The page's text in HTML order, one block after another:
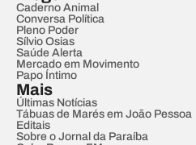
Caderno Animal
Conversa Política
Pleno Poder
Sílvio Osias
Saúde Alerta
Mercado em Movimento
Papo Íntimo
Mais
Últimas Notícias
Tábuas de Marés em João Pessoa
Editais
Sobre o Jornal da Paraíba